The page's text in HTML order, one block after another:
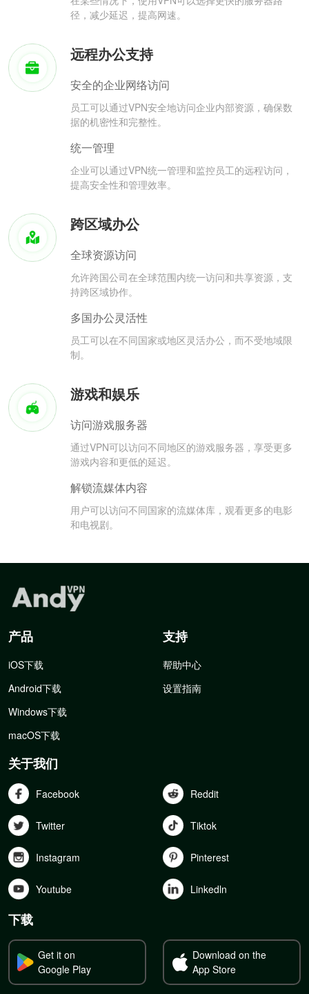
径，减少延迟，提高网速。
远程办公支持
安全的企业网络访问
员工可以通过VPN安全地访问企业内部资源，确保数
据的机密性和完整性。
统一管理
企业可以通过VPN统一管理和监控员工的远程访问，
提高安全性和管理效率。
跨区域办公
全球资源访问
允许跨国公司在全球范围内统一访问和共享资源，支
持跨区域协作。
多国办公灵活性
员工可以在不同国家或地区灵活办公，而不受地域限
制。
游戏和娱乐
访问游戏服务器
通过VPN可以访问不同地区的游戏服务器，享受更多
游戏内容和更低的延迟。
解锁流媒体内容
用户可以访问不同国家的流媒体库，观看更多的电影
和电视剧。
产品
iOS下载
Android下载
Windows下载
macOS下载
支持
帮助中心
设置指南
关于我们
Facebook Reddit
Twitter Tiktok
Instagram Pinterest
Youtube Linkedln
下载
Get it on
Google Play
Download on the
App Store